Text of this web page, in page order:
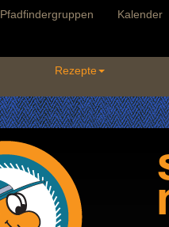
Pfadfindergruppen Kalender
Rezepte